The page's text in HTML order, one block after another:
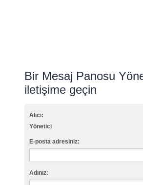
Bir Mesaj Panosu
iletişime geçin
Alıcı:
Yönetici
E-posta adresiniz:
Adınız: